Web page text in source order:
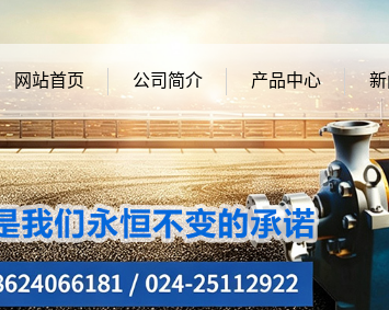
网站首页 公司简介
公司简介
企业文化
产品中心
给水泵
锅炉给水泵
ZDG型中压锅炉给水泵
LDTN型凝结水泵
JNT、DNT型凝结水泵